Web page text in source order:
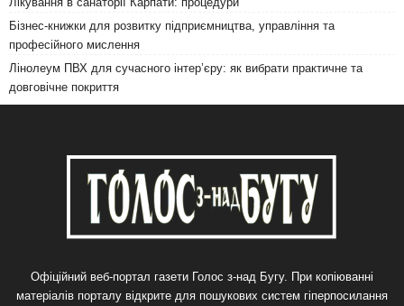
Бізнес-книжки для розвитку підприємництва, управління та
професійного мислення
Лінолеум ПВХ для сучасного інтер’єру: як вибрати практичне та
довговічне покриття
Офіційний веб-портал газети Голос з-над Бугу. При копіюванні
матеріалів порталу відкрите для пошукових систем гіперпосилання